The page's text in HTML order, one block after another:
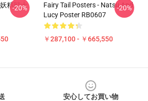
精戦士
-20%
Fairy Tail Posters - Natsu And
Lucy Poster RB0607
￥287,100 - ￥665,550
-20%
安心してお買い物